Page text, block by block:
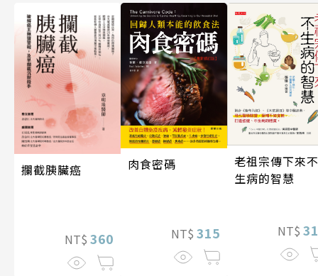
攔截胰臟癌
NT$ 360
肉食密碼
NT$ 315
老祖宗傳下來不
生病的智慧
NT$